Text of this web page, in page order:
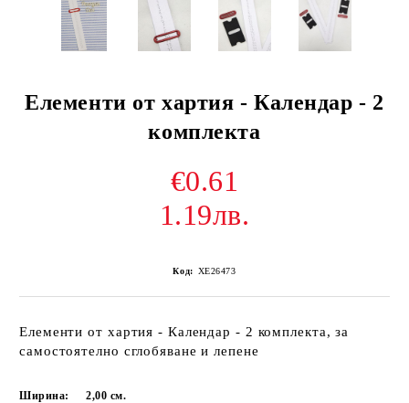
Елементи от хартия - Календар - 2
комплекта
€0.61
1.19лв.
Код: ХЕ26473
Елементи от хартия - Календар - 2 комплекта, за
самостоятелно сглобяване и лепене
Ширина: 2,00 см.